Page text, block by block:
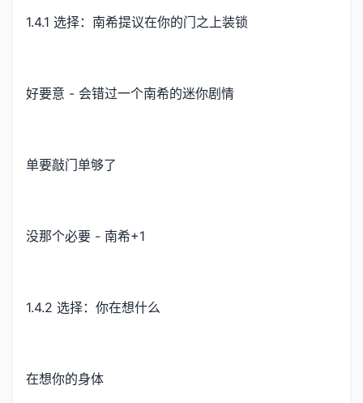
1.4.1 选择：南希提议在你的门之上装锁
好要意 - 会错过一个南希的迷你剧情
单要敲门单够了
没那个必要 - 南希+1
1.4.2 选择：你在想什么
在想你的身体